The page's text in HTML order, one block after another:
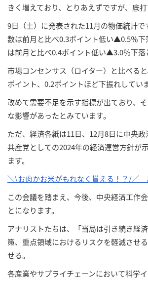
きく増えており、とりあえずですが、底打
9日（土）に発表された11月の物価統計
数は前月と比べ0.3ポイント低い▲0.5％下
は前月と比べ0.4ポイント低い▲3.0％下落
市場コンセンサス（ロイター）と比べる
ポイント、0.2ポイントほど下振れしてい
改めて需要不足を示す指標が出ており、
な影響があったとみています。
ただ、経済各紙は11日、12月8日に中央政
共産党としての2024年の経済運営方針が
ます。
＼\お肉かお米がもれなく貰える！？/／
この会議を踏まえ、今後、中央経済工作
とになります。
アナリストたちは、「当局は引き続き経
策、重点領域におけるリスクを軽減させ
せる。
各産業やサプライチェーンにおいて科学